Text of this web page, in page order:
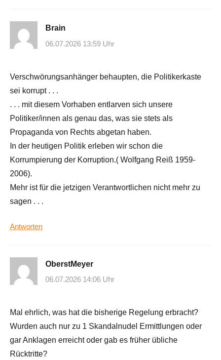
Brain
06.07.2026 13:59 Uhr
Verschwörungsanhänger behaupten, die Politikerkaste
sei korrupt . . .
. . . mit diesem Vorhaben entlarven sich unsere
Politiker/innen als genau das, was sie stets als
Propaganda von Rechts abgetan haben.
In der heutigen Politik erleben wir schon die
Korrumpierung der Korruption.( Wolfgang Reiß 1959-
2006).
Mehr ist für die jetzigen Verantwortlichen nicht mehr zu
sagen . . .
Antworten
OberstMeyer
06.07.2026 14:06 Uhr
Mal ehrlich, was hat die bisherige Regelung erbracht?
Wurden auch nur zu 1 Skandalnudel Ermittlungen oder
gar Anklagen erreicht oder gab es früher übliche
Rücktritte?